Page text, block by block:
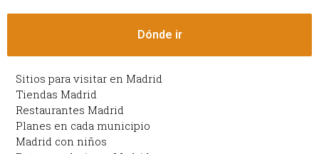
Dónde ir
Sitios para visitar en Madrid
Tiendas Madrid
Restaurantes Madrid
Planes en cada municipio
Madrid con niños